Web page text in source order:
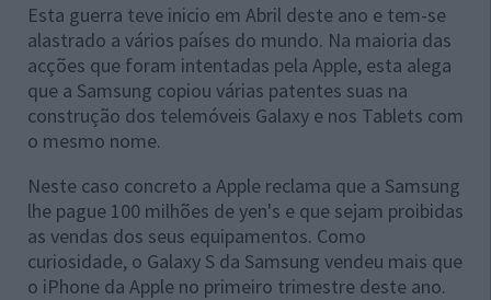
Esta guerra teve inicio em Abril deste ano e tem-se
alastrado a vários países do mundo. Na maioria das
acções que foram intentadas pela Apple, esta alega
que a Samsung copiou várias patentes suas na
construção dos telemóveis Galaxy e nos Tablets com
o mesmo nome.
Neste caso concreto a Apple reclama que a Samsung
lhe pague 100 milhões de yen's e que sejam proibidas
as vendas dos seus equipamentos. Como
curiosidade, o Galaxy S da Samsung vendeu mais que
o iPhone da Apple no primeiro trimestre deste ano.